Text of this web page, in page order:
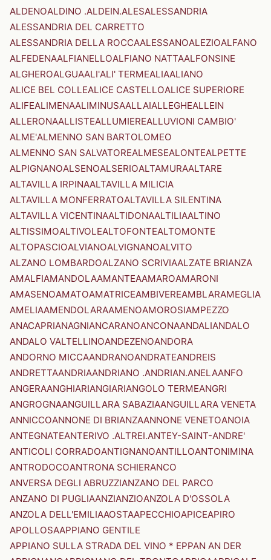
ALDENOALDINO .ALDEIN.ALESALESSANDRIA
ALESSANDRIA DEL CARRETTO
ALESSANDRIA DELLA ROCCAALESSANOALEZIOALFANO
ALFEDENAALFIANELLOALFIANO NATTAALFONSINE
ALGHEROALGUAALI'ALI' TERMEALIAALIANO
ALICE BEL COLLEALICE CASTELLOALICE SUPERIORE
ALIFEALIMENAALIMINUSAALLAIALLEGHEALLEIN
ALLERONAALLISTEALLUMIEREALLUVIONI CAMBIO'
ALME'ALMENNO SAN BARTOLOMEO
ALMENNO SAN SALVATOREALMESEALONTEALPETTE
ALPIGNANOALSENOALSERIOALTAMURAALTARE
ALTAVILLA IRPINAALTAVILLA MILICIA
ALTAVILLA MONFERRATOALTAVILLA SILENTINA
ALTAVILLA VICENTINAALTIDONAALTILIAALTINO
ALTISSIMOALTIVOLEALTOFONTEALTOMONTE
ALTOPASCIOALVIANOALVIGNANOALVITO
ALZANO LOMBARDOALZANO SCRIVIAALZATE BRIANZA
AMALFIAMANDOLAAMANTEAAMAROAMARONI
AMASENOAMATOAMATRICEAMBIVEREAMBLARAMEGLIA
AMELIAAMENDOLARAAMENOAMOROSIAMPEZZO
ANACAPRIANAGNIANCARANOANCONAANDALIANDALO
ANDALO VALTELLINOANDEZENOANDORA
ANDORNO MICCAANDRANOANDRATEANDREIS
ANDRETTAANDRIAANDRIANO .ANDRIAN.ANELAANFO
ANGERAANGHIARIANGIARIANGOLO TERMEANGRI
ANGROGNAANGUILLARA SABAZIAANGUILLARA VENETA
ANNICCOANNONE DI BRIANZAANNONE VENETOANOIA
ANTEGNATEANTERIVO .ALTREI.ANTEY-SAINT-ANDRE'
ANTICOLI CORRADOANTIGNANOANTILLOANTONIMINA
ANTRODOCOANTRONA SCHIERANCO
ANVERSA DEGLI ABRUZZIANZANO DEL PARCO
ANZANO DI PUGLIAANZIANZIOANZOLA D'OSSOLA
ANZOLA DELL'EMILIAAOSTAAPECCHIOAPICEAPIRO
APOLLOSAAPPIANO GENTILE
APPIANO SULLA STRADA DEL VINO * EPPAN AN DER